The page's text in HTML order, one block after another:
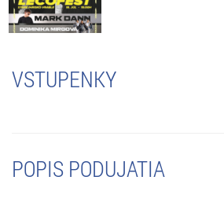
VSTUPENKY
POPIS PODUJATIA